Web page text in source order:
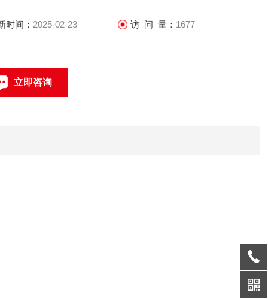
时间： 2025-02-23 访 问 量： 1677
立即咨询